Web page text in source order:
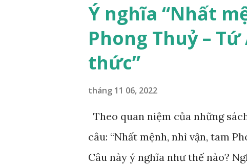
Ý nghĩa “Nhất
Phong Thuỷ –
thức”
tháng 11 06, 2022
Theo quan niệm của những
câu: “Nhất mệnh, nhì vận, tam
Câu này ý nghĩa như thế nào?